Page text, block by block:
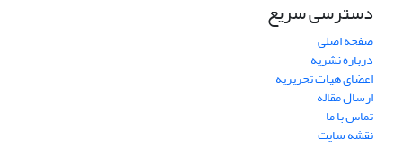
دسترسی سریع
صفحه اصلی
درباره نشریه
اعضای هیات تحریریه
ارسال مقاله
تماس با ما
نقشه سایت